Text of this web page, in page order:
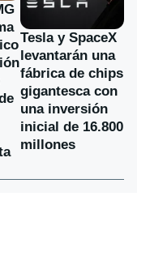
Tesla y SpaceX
levantarán una
fábrica de chips
gigantesca con
una inversión
inicial de 16.800
millones